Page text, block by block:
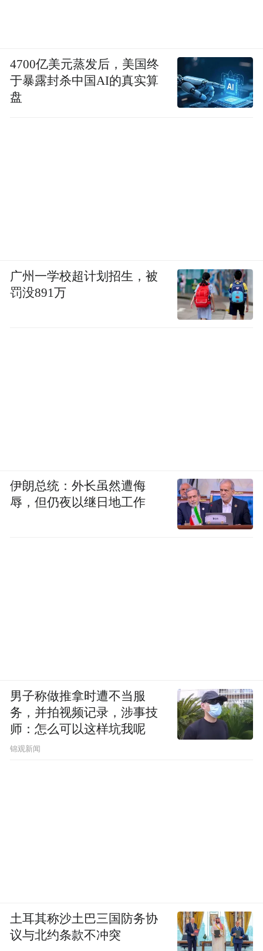
4700亿美元蒸发后，美国终
于暴露封杀中国AI的真实算
盘
广州一学校超计划招生，被
罚没891万
伊朗总统：外长虽然遭侮
辱，但仍夜以继日地工作
男子称做推拿时遭不当服
务，并拍视频记录，涉事技
师：怎么可以这样坑我呢
锦观新闻
土耳其称沙土巴三国防务协
议与北约条款不冲突